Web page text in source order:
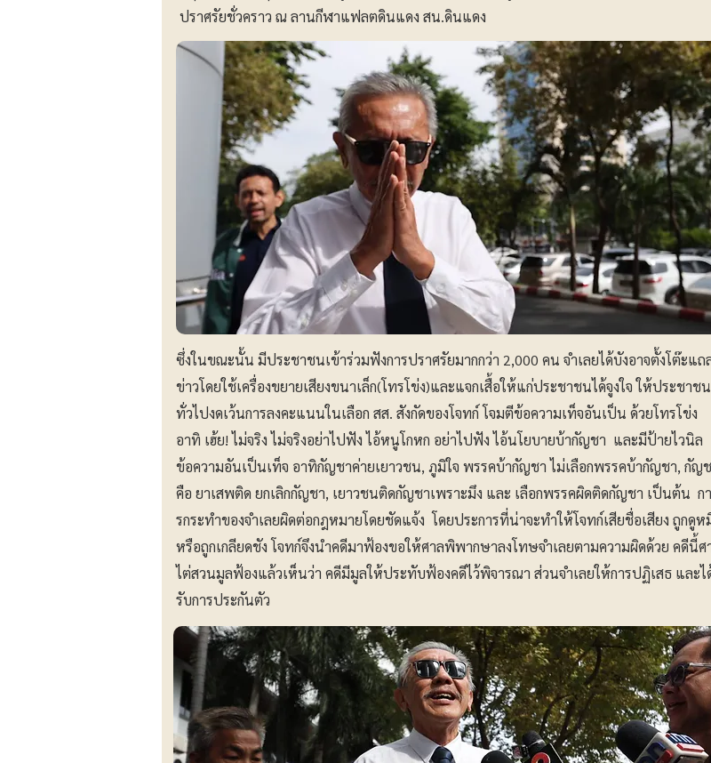
ปราศรัยชั่วคราว ณ ลานกีฬาแฟลตดินแดง สน.ดินแดง
ซึ่งในขณะนั้น มีประชาชนเข้าร่วมฟังการปราศรัยมากกว่า 2,000 คน จําเลยได้บังอาจตั้งโต๊ะแถ
ข่าวโดยใช้เครื่องขยายเสียงขนาเล็ก(โทรโข่ง)และแจกเสื้อให้แก่ประชาชนได้จูงใจ ให้ประชาชน
ทั่วไปงดเว้นการลงคะแนนในเลือก สส. สังกัดของโจทก์ โจมตีข้อความเท็จอันเป็น ด้วยโทรโข่ง
อาทิ เฮ้ย! ไม่จริง ไม่จริงอย่าไปฟัง ไอ้หนูโกหก อย่าไปฟัง ไอ้นโยบายบ้ากัญชา และมีป้ายไวนิล
ข้อความอันเป็นเท็จ อาทิกัญชาค่ายเยาวชน, ภูมิใจ พรรคบ้ากัญชา ไม่เลือกพรรคบ้ากัญชา, กัญ
คือ ยาเสพติด ยกเลิกกัญชา, เยาวชนติดกัญชาเพราะมึง และ เลือกพรรคผิดติดกัญชา เป็นต้น กา
รกระทําของจำเลยผิดต่อกฎหมายโดยชัดแจ้ง โดยประการที่น่าจะทําให้โจทก์เสียชื่อเสียง ถูกดู
หรือถูกเกลียดชัง โจทก์จึงนำคดีมาฟ้องขอให้ศาลพิพากษาลงโทษจำเลยตามความผิดด้วย คดีนี้ศ
ไต่สวนมูลฟ้องแล้วเห็นว่า คดีมีมูลให้ประทับฟ้องคดีไว้พิจารณา ส่วนจำเลยให้การปฏิเสธ และไ
รับการประกันตัว